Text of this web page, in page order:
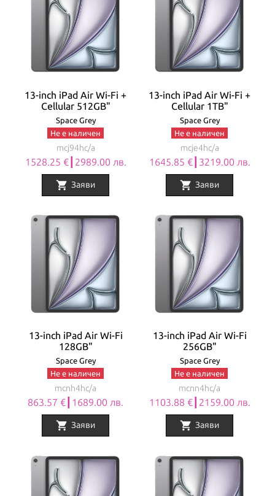
13-inch iPad Air Wi-Fi +
Cellular 512GB"
Space Grey
Не е наличен
mcj94hc/a
1528.25 €┃2989.00 лв.
shopping_cart Заяви
13-inch iPad Air Wi-Fi +
Cellular 1TB"
Space Grey
Не е наличен
mcje4hc/a
1645.85 €┃3219.00 лв.
shopping_cart Заяви
13-inch iPad Air Wi-Fi
128GB"
Space Grey
Не е наличен
mcnh4hc/a
863.57 €┃1689.00 лв.
shopping_cart Заяви
13-inch iPad Air Wi-Fi
256GB"
Space Grey
Не е наличен
mcnn4hc/a
1103.88 €┃2159.00 лв.
shopping_cart Заяви